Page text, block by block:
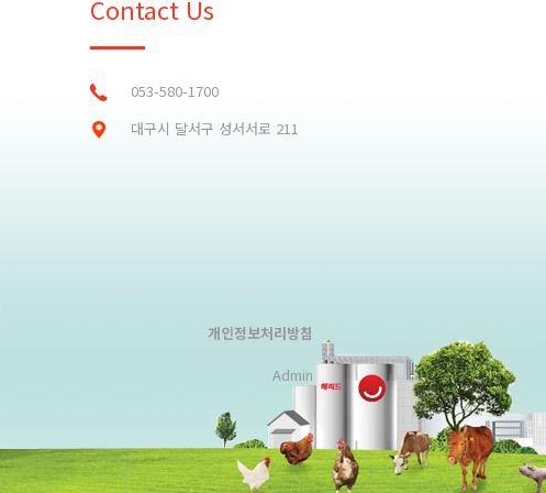
Contact Us
053-580-1700
대구시 달서구 성서서로 211
개인정보처리방침
Admin